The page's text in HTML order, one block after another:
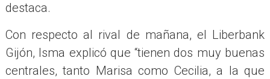
destaca.
Con respecto al rival de mañana, el Liberbank
Gijón, Isma explicó que “tienen dos muy buenas
centrales, tanto Marisa como Cecilia, a la que